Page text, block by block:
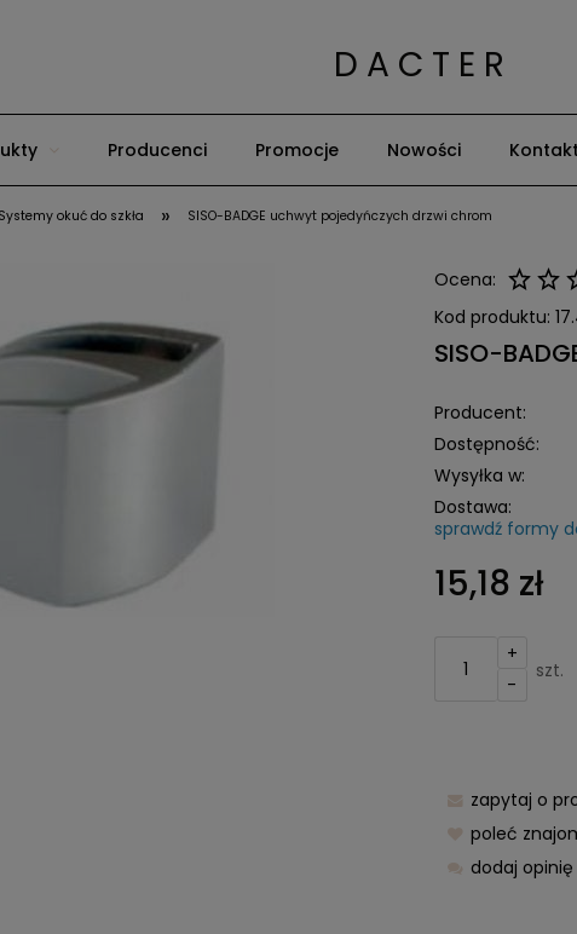
D A C T E R
Producenci Promocje Nowości Kontakt
Systemy okuć do szkła » SISO-BADGE uchwyt pojedyńczych drzwi chrom
Ocena:
Kod produktu:
SISO-
Producent:
Dostępność:
Wysyłka w:
Dostawa:
sprawdź formy
15,18 zł
+
-
szt.
zapytaj o
poleć
dodaj opinię